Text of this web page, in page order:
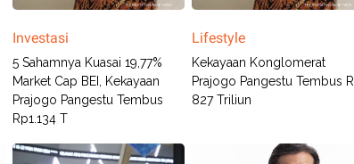
Investasi
5 Sahamnya Kuasai 19,77%
Market Cap BEI, Kekayaan
Prajogo Pangestu Tembus
Rp1.134 T
Lifestyle
Kekayaan Konglomerat
Prajogo Pangestu Tembus
827 Triliun